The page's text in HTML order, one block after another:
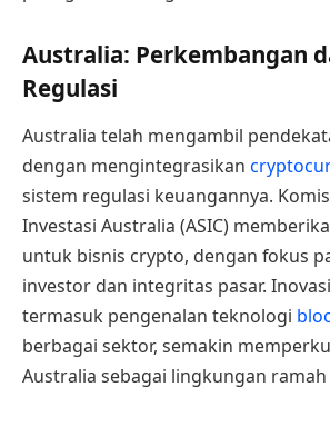
Australia: Perkembangan
Regulasi
Australia telah mengambil
dengan mengintegrasikan
sistem regulasi keuangannya.
Investasi Australia (ASIC)
untuk bisnis crypto, dengan fokus
investor dan integritas pasar.
termasuk pengenalan teknologi
berbagai sektor, semakin
Australia sebagai lingkungan